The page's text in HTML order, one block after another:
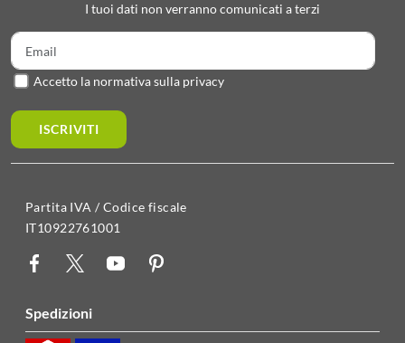
I tuoi dati non verranno comunicati a terzi
Accetto la normativa sulla privacy
ISCRIVITI
Partita IVA / Codice fiscale
IT10922761001
spedizioni